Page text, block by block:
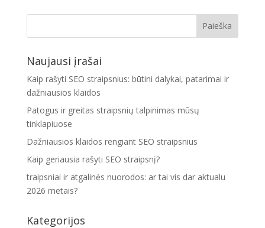
Naujausi įrašai
Kaip rašyti SEO straipsnius: būtini dalykai, patarimai ir
dažniausios klaidos
Patogus ir greitas straipsnių talpinimas mūsų
tinklapiuose
Dažniausios klaidos rengiant SEO straipsnius
Kaip geriausia rašyti SEO straipsnį?
traipsniai ir atgalinės nuorodos: ar tai vis dar aktualu
2026 metais?
Kategorijos